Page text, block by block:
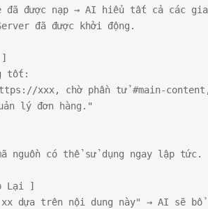
đã được nạp → AI hiểu tất cả các
đã được khởi động.
tốt:
xxx, chờ phần tử #main-
lý đơn hàng."
nguồn có thể sử dụng ngay lập
Lại ]
xx dựa trên nội dung này" → AI sẽ